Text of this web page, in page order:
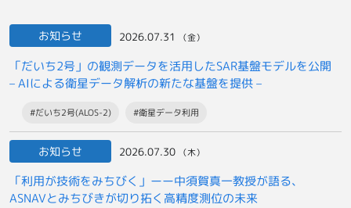
お知らせ 2026.07.31 （金）
「だいち2号」の観測データを活用したSAR基盤モデルを公開
– AIによる衛星データ解析の新たな基盤を提供 –
#だいち2号(ALOS-2) #衛星データ利用
お知らせ 2026.07.30 （木）
「利用が技術をみちびく」ーー中須賀真一教授が語る、
ASNAVとみちびきが切り拓く高精度測位の未来